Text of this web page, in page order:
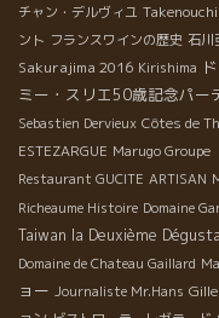
チャン・デルヴィユ
ント フランスワインの歴史 石川
Sakurajima 2016 Kirishima
ミー・スリエ50歳記念パー
Sebastien Dervieux Côtes de
ESTEZARGUE Marugo Groupe
Restaurant GUCITE ARTISAN
Richeaume Histoire Domaine
Taiwan la Deuxième
Domaine de Chateau Gaillard
ョー Journaliste Mr.Hans